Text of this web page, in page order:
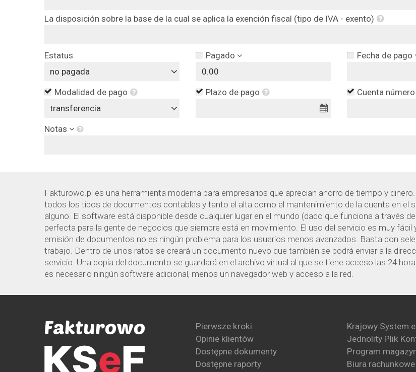
La disposición sobre la base de la cual se aplica la exención fiscal (tipo de IVA - exento)
Estatus
no pagada
Pagado Fecha de pago
Modalidad de pago
transferencia
Plazo de pago Cuenta número
Notas
Fakturowo.pl es una herramienta moderna para empresarios que aprecian ahorro de tiempo y
todos los tipos de documentos contables y tanto el alta como el mantenimiento de la cuenta en el
alguno. El software está disponible desde cualquier lugar en el mundo (dado que funciona a través
perfecta para la gente de negocios que siempre está en movimiento. El uso del servicio es muy
emisión de documentos no es ningún problema para los usuarios menos avanzados. Basta con
trabajo. Dentro de unos ratos se creará un documento nuevo que también se podrá enviar a la
servicio. Una copia del documento se guardará en el archivo virtual al que se tiene acceso las 24
es necesario ningún software adicional, menos un navegador web y acceso a la red.
Pierwsze kroki
Opinie klientów
Dostępne dokumenty
Dostępne raporty
Krajowy System
Jednolity Plik
Program
Biura rachunkowe